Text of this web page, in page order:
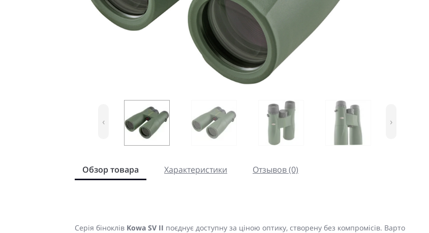
‹ ›
Обзор товара Характеристики Отзывов (0)
Серія біноклів Kowa SV II поєднує доступну за ціною оптику, створену без компромісів. Варто